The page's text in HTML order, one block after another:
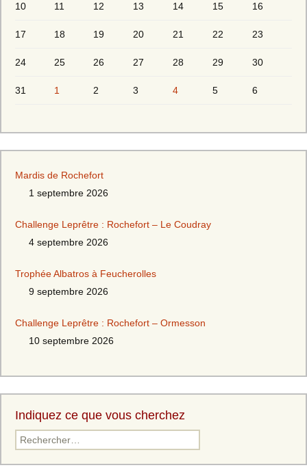
10 11 12 13 14 15 16
17 18 19 20 21 22 23
24 25 26 27 28 29 30
31 1 2 3 4 5 6
Mardis de Rochefort
1 septembre 2026
Challenge Leprêtre : Rochefort – Le Coudray
4 septembre 2026
Trophée Albatros à Feucherolles
9 septembre 2026
Challenge Leprêtre : Rochefort – Ormesson
10 septembre 2026
Indiquez ce que vous cherchez
Rechercher :